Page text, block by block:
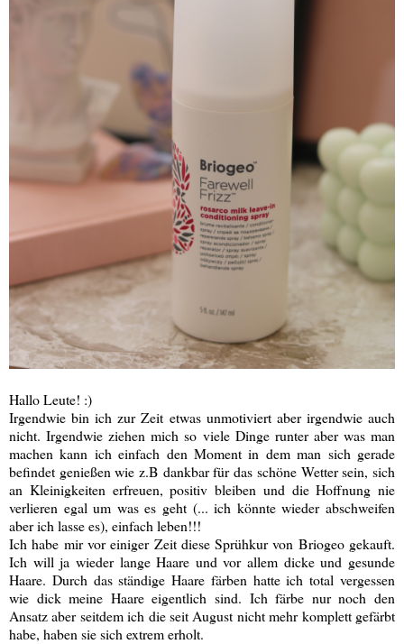
Hallo Leute! :)
Irgendwie bin ich zur Zeit etwas unmotiviert aber irgendwie auch
nicht. Irgendwie ziehen mich so viele Dinge runter aber was man
machen kann ich einfach den Moment in dem man sich gerade
befindet genießen wie z.B dankbar für das schöne Wetter sein, sich
an Kleinigkeiten erfreuen, positiv bleiben und die Hoffnung nie
verlieren egal um was es geht (... ich könnte wieder abschweifen
aber ich lasse es), einfach leben!!!
Ich habe mir vor einiger Zeit diese Sprühkur von Briogeo gekauft.
Ich will ja wieder lange Haare und vor allem dicke und gesunde
Haare. Durch das ständige Haare färben hatte ich total vergessen
wie dick meine Haare eigentlich sind. Ich färbe nur noch den
Ansatz aber seitdem ich die seit August nicht mehr komplett gefärbt
habe, haben sie sich extrem erholt.